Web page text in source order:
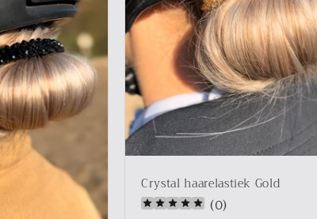
Crystal haarelastiek Gold
(0)